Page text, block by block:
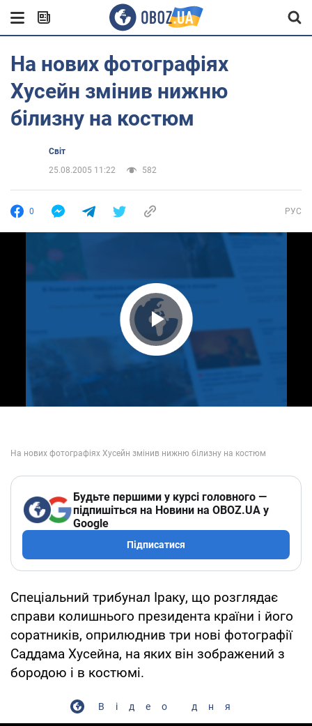
На нових фотографіях
Хусейн змінив нижню
білизну на костюм
Світ
25.08.2005 11:22
582
0 РУС
Play Video
Будьте першими у курсі головного —
підпишіться на Новини на OBOZ.UA у
Google
Підписатися
Спеціальний трибунал Іраку, що розглядає
справи колишнього президента країни і його
соратників, оприлюднив три нові фотографії
Саддама Хусейна, на яких він зображений з
бородою і в костюмі.
Відео дня